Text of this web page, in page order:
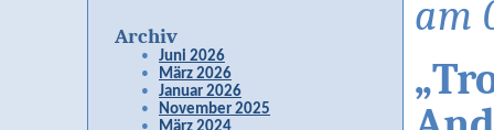
Archiv
Juni 2026
März 2026
Januar 2026
November 2025
am